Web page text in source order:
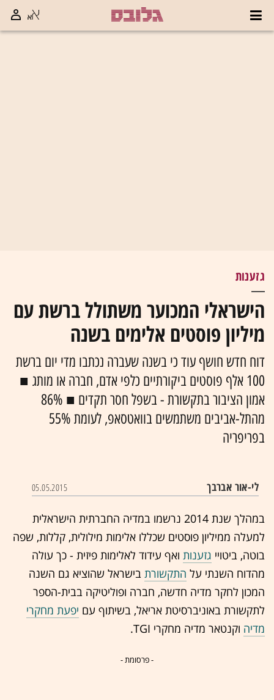
גזענות
הישראלי המכוער משתולל ברשת עם
מיליון פוסטים אלימים בשנה
דוח חדש חושף עוד כי בשנה שעברה נכתבו מדי יום ברשת
100 אלף פוסטים ביקורתיים כלפי אדם, חברה או מותג ■
אמון הציבור בתקשורת - בשפל חסר תקדים ■ 86%
מהתל-אביבים משתמשים בוואטסאפ, לעומת 55%
בפריפריה
לי-אור אברבך 05.05.2015
במהלך שנת 2014 נרשמו ב מדיה החברתית הישראלית
למעלה ממיליון פוסטים שכללו אלימות מילולית, קללות, שפה
בוטה, ביטויי גזענות ואף עידוד לאלימות פיזית - כך עולה
מהדוח השנתי על התקשורת בישראל שהוציא גם השנה
המכון לחקר מדיה חדשה, חברה ופוליטיקה בבית-הספר
לתקשורת באוניברסיטת אריאל, בשיתוף עם יפעת מחקרי
מדיה וקנטאר מדיה מחקרי TGI.
- פרסומת -